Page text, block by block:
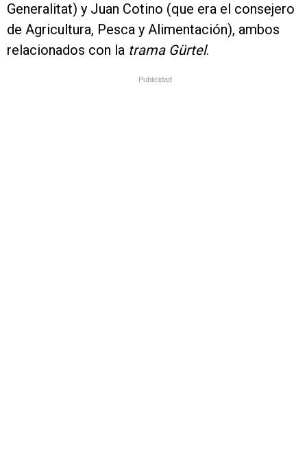
Generalitat) y Juan Cotino (que era el consejero
de Agricultura, Pesca y Alimentación), ambos
relacionados con la trama Gürtel.
Publicidad